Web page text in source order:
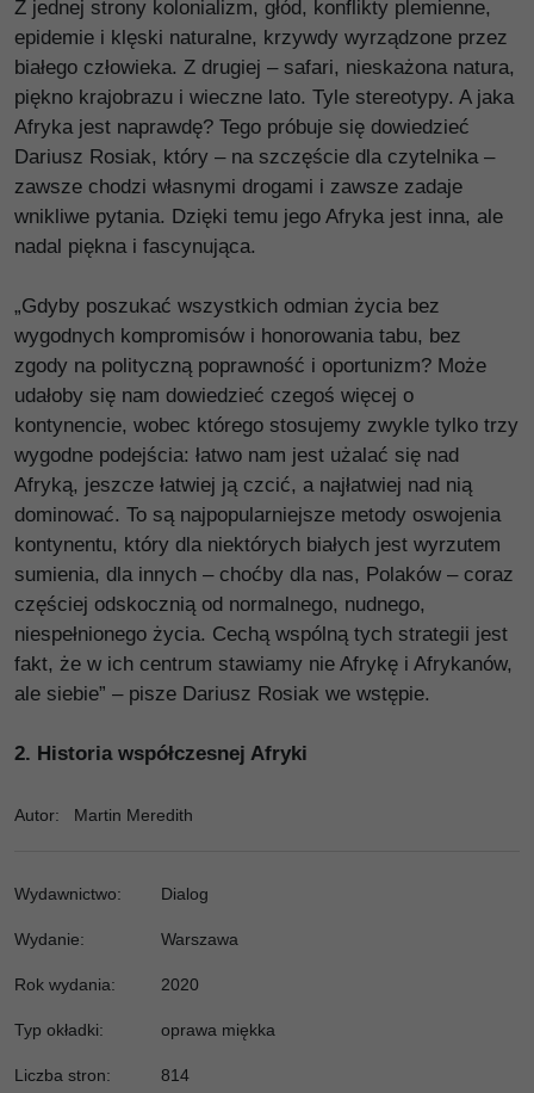
Z jednej strony kolonializm, głód, konflikty plemienne,
epidemie i klęski naturalne, krzywdy wyrządzone przez
białego człowieka. Z drugiej – safari, nieskażona natura,
piękno krajobrazu i wieczne lato. Tyle stereotypy. A jaka
Afryka jest naprawdę? Tego próbuje się dowiedzieć
Dariusz Rosiak, który – na szczęście dla czytelnika –
zawsze chodzi własnymi drogami i zawsze zadaje
wnikliwe pytania. Dzięki temu jego Afryka jest inna, ale
nadal piękna i fascynująca.
„Gdyby poszukać wszystkich odmian życia bez
wygodnych kompromisów i honorowania tabu, bez
zgody na polityczną poprawność i oportunizm? Może
udałoby się nam dowiedzieć czegoś więcej o
kontynencie, wobec którego stosujemy zwykle tylko trzy
wygodne podejścia: łatwo nam jest użalać się nad
Afryką, jeszcze łatwiej ją czcić, a najłatwiej nad nią
dominować. To są najpopularniejsze metody oswojenia
kontynentu, który dla niektórych białych jest wyrzutem
sumienia, dla innych – choćby dla nas, Polaków – coraz
częściej odskocznią od normalnego, nudnego,
niespełnionego życia. Cechą wspólną tych strategii jest
fakt, że w ich centrum stawiamy nie Afrykę i Afrykanów,
ale siebie” – pisze Dariusz Rosiak we wstępie.
2. Historia współczesnej Afryki
Autor: Martin Meredith
Wydawnictwo: Dialog
Wydanie: Warszawa
Rok wydania: 2020
Typ okładki: oprawa miękka
Liczba stron: 814